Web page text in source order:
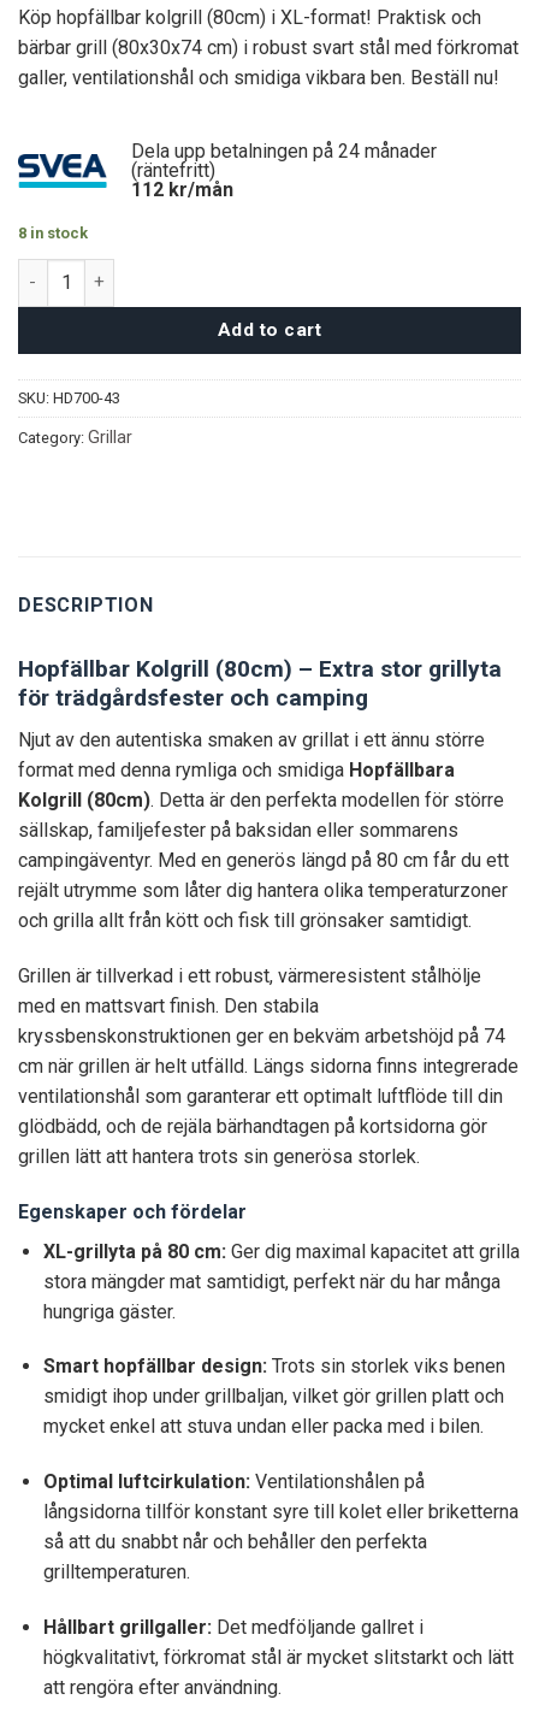
Köp hopfällbar kolgrill (80cm) i XL-format! Praktisk och
bärbar grill (80x30x74 cm) i robust svart stål med förkromat
galler, ventilationshål och smidiga vikbara ben. Beställ nu!
Dela upp betalningen på 24 månader
(räntefritt)
112 kr/mån
8 in stock
Hopfällbar Kolgrill (80cm) quantity
Add to cart
SKU: HD700-43
Category: Grillar
DESCRIPTION
Hopfällbar Kolgrill (80cm) – Extra stor grillyta
för trädgårdsfester och camping
Njut av den autentiska smaken av grillat i ett ännu större
format med denna rymliga och smidiga Hopfällbara
Kolgrill (80cm). Detta är den perfekta modellen för större
sällskap, familjefester på baksidan eller sommarens
campingäventyr. Med en generös längd på 80 cm får du ett
rejält utrymme som låter dig hantera olika temperaturzoner
och grilla allt från kött och fisk till grönsaker samtidigt.
Grillen är tillverkad i ett robust, värmeresistent stålhölje
med en mattsvart finish. Den stabila
kryssbenskonstruktionen ger en bekväm arbetshöjd på 74
cm när grillen är helt utfälld. Längs sidorna finns integrerade
ventilationshål som garanterar ett optimalt luftflöde till din
glödbädd, och de rejäla bärhandtagen på kortsidorna gör
grillen lätt att hantera trots sin generösa storlek.
Egenskaper och fördelar
XL-grillyta på 80 cm: Ger dig maximal kapacitet att grilla
stora mängder mat samtidigt, perfekt när du har många
hungriga gäster.
Smart hopfällbar design:Trots sin storlek viks benen
smidigt ihop under grillbaljan, vilket gör grillen platt och
mycket enkel att stuva undan eller packa med i bilen.
Optimal luftcirkulation:Ventilationshålen på
långsidorna tillför konstant syre till kolet eller briketterna
så att du snabbt når och behåller den perfekta
grilltemperaturen.
Hållbart grillgaller:Det medföljande gallret i
högkvalitativt, förkromat stål är mycket slitstarkt och lätt
att rengöra efter användning.